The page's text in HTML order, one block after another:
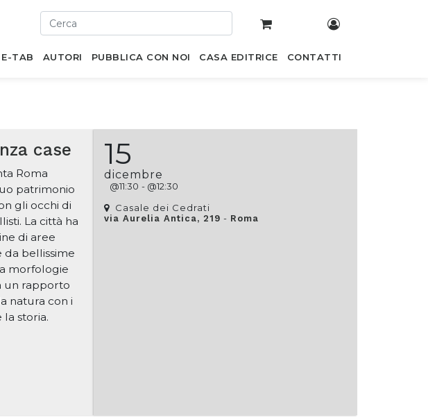
E-TAB AUTORI PUBBLICA CON NOI CASA EDITRICE CONTATTI
case
Roma
patrimonio
gli occhi di
La città ha
di aree
da bellissime
morfologie
un rapporto
natura con i
storia.
15
dicembre
@11:30 - @12:30
Casale dei Cedrati
via Aurelia Antica, 219 - Roma